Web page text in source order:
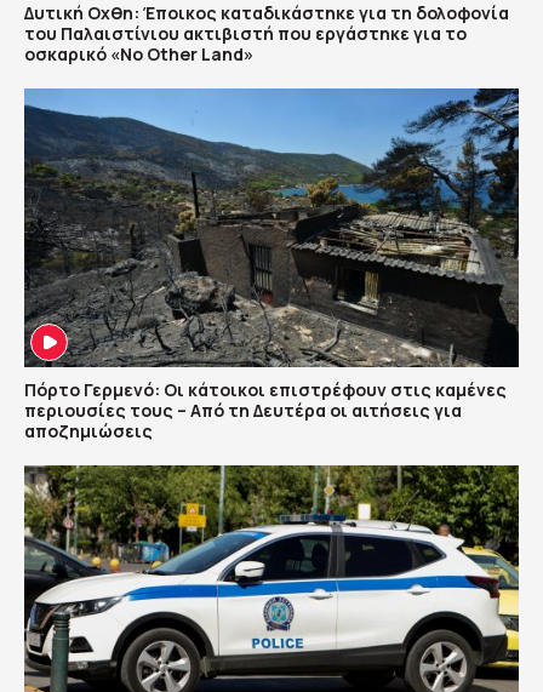
Δυτική Οχθη: Έποικος καταδικάστηκε για τη δολοφονία
του Παλαιστίνιου ακτιβιστή που εργάστηκε για το
οσκαρικό «No Other Land»
Πόρτο Γερμενό: Οι κάτοικοι επιστρέφουν στις καμένες
περιουσίες τους – Aπό τη Δευτέρα οι αιτήσεις για
αποζημιώσεις